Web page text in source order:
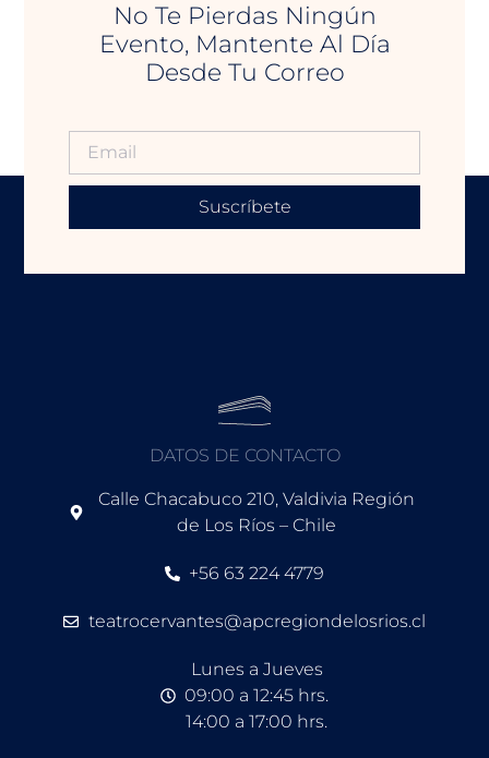
No Te Pierdas Ningún
Evento, Mantente Al Día
Desde Tu Correo
Suscríbete
DATOS DE CONTACTO
Calle Chacabuco 210, Valdivia Región
de Los Ríos – Chile
+56 63 224 4779
teatrocervantes@apcregiondelosrios.cl
Lunes a Jueves
09:00 a 12:45 hrs.
14:00 a 17:00 hrs.